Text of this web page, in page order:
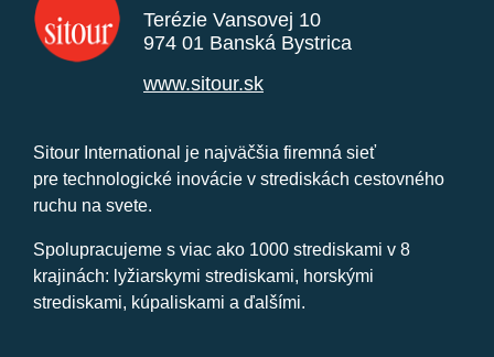
Terézie Vansovej 10
974 01 Banská Bystrica
www.sitour.sk
Sitour International je najväčšia firemná sieť
pre technologické inovácie v strediskách cestovného
ruchu na svete.
Spolupracujeme s viac ako 1000 strediskami v 8
krajinách: lyžiarskymi strediskami, horskými
strediskami, kúpaliskami a ďalšími.